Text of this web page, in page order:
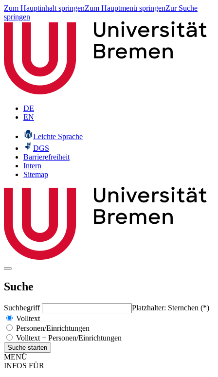
Zum Hauptinhalt springenZum Hauptmenü springenZur Suche
springen
DE
EN
Leichte Sprache
DGS
Barrierefreiheit
Intern
Sitemap
Suche
Suchbegriff
Platzhalter: Sternchen (*)
Volltext
Personen/Einrichtungen
Volltext + Personen/Einrichtungen
MENÜ
INFOS FÜR